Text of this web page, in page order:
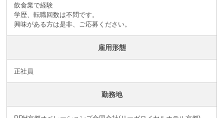
飲食業で経験
学歴、転職回数は不問です。
興味がある方は是非、ご応募ください。
雇用形態
正社員
勤務地